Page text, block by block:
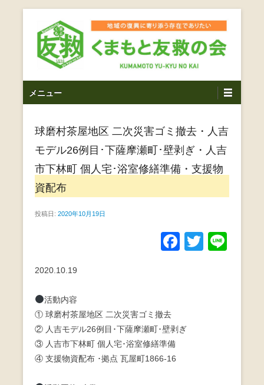
ス
くまもと友救の会｜地域
の復興に寄り添う存在で
ありたい｜熊本県上益城
郡益城町｜災害ボランテ
し代表松岡亮太を中心に、熊本地震発生直後から被災者の
復興・生活再建を目的に活動しているボランティア団体で
イ
メニュー
球磨村茶屋地区 二次災害ゴミ撤去・人吉
モデル26例目･下薩摩瀬町･壁剥ぎ・人吉
市下林町 個人宅･浴室修繕準備・支援物
資配布
投稿日: 2020年10月19日
F T
2020.10.19
活動内容
① 球磨村茶屋地区 二次災害ゴミ撤去
② 人吉モデル26例目･下薩摩瀬町･壁剥ぎ
③ 人吉市下林町 個人宅･浴室修繕準備
④ 支援物資配布 ･拠点 瓦屋町1866-16